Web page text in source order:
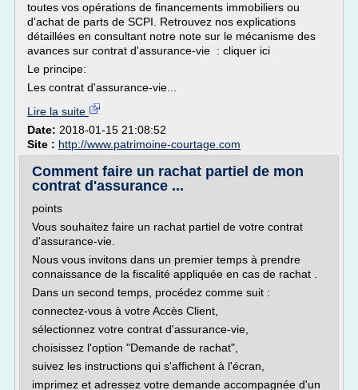
toutes vos opérations de financements immobiliers ou
d'achat de parts de SCPI. Retrouvez nos explications
détaillées en consultant notre note sur le mécanisme des
avances sur contrat d'assurance-vie : cliquer ici
Le principe:
Les contrat d'assurance-vie...
Lire la suite
Date: 2018-01-15 21:08:52
Site : http://www.patrimoine-courtage.com
Comment faire un rachat partiel de mon
contrat d'assurance ...
points
Vous souhaitez faire un rachat partiel de votre contrat
d'assurance-vie.
Nous vous invitons dans un premier temps à prendre
connaissance de la fiscalité appliquée en cas de rachat .
Dans un second temps, procédez comme suit :
connectez-vous à votre Accès Client,
sélectionnez votre contrat d'assurance-vie,
choisissez l'option "Demande de rachat",
suivez les instructions qui s'affichent à l'écran,
imprimez et adressez votre demande accompagnée d'un